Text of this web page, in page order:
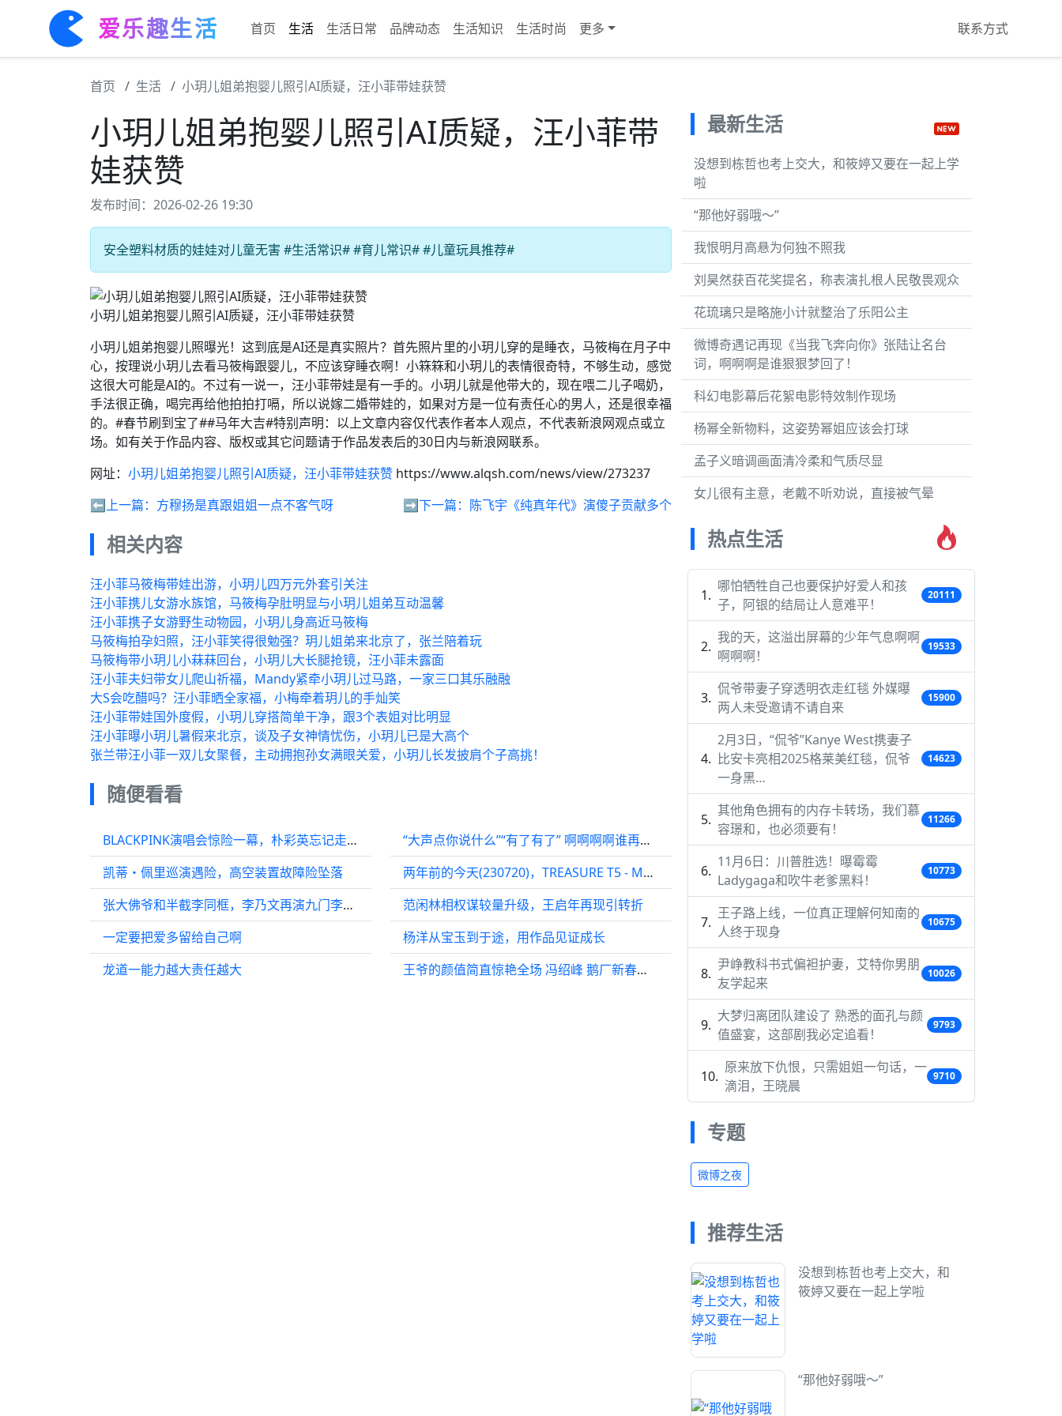
爱乐趣生活 首页 生活 生活日常 品牌动态 生活知识 生活时尚 更多 联系方式
首页 生活 小玥儿姐弟抱婴儿照引AI质疑，汪小菲带娃获赞
小玥儿姐弟抱婴儿照引AI质疑，汪小菲带
娃获赞
发布时间：2026-02-26 19:30
安全塑料材质的娃娃对儿童无害 #生活常识# #育儿常识# #儿童玩具推荐#
小玥儿姐弟抱婴儿照引AI质疑，汪小菲带娃获赞
小玥儿姐弟抱婴儿照曝光！这到底是AI还是真实照片？首先照片里的小玥儿穿的是睡衣，马筱梅在月子中
心，按理说小玥儿去看马筱梅跟婴儿，不应该穿睡衣啊！小箖箖和小玥儿的表情很奇特，不够生动，感觉
这很大可能是AI的。不过有一说一，汪小菲带娃是有一手的。小玥儿就是他带大的，现在喂二儿子喝奶，
手法很正确，喝完再给他拍拍打嗝，所以说嫁二婚带娃的，如果对方是一位有责任心的男人，还是很幸福
的。#春节刷到宝了##马年大吉#特别声明：以上文章内容仅代表作者本人观点，不代表新浪网观点或立
场。如有关于作品内容、版权或其它问题请于作品发表后的30日内与新浪网联系。
网址： 小玥儿姐弟抱婴儿照引AI质疑，汪小菲带娃获赞 https://www.alqsh.com/news/view/273237
⬅️上一篇： 方穆扬是真跟姐姐一点不客气呀 ➡️下一篇： 陈飞宇《纯真年代》演傻子贡献多个
相关内容
汪小菲马筱梅带娃出游，小玥儿四万元外套引关注
汪小菲携儿女游水族馆，马筱梅孕肚明显与小玥儿姐弟互动温馨
汪小菲携子女游野生动物园，小玥儿身高近马筱梅
马筱梅拍孕妇照，汪小菲笑得很勉强？玥儿姐弟来北京了，张兰陪着玩
马筱梅带小玥儿小菻菻回台，小玥儿大长腿抢镜，汪小菲未露面
汪小菲夫妇带女儿爬山祈福，Mandy紧牵小玥儿过马路，一家三口其乐融融
大S会吃醋吗？汪小菲晒全家福，小梅牵着玥儿的手灿笑
汪小菲带娃国外度假，小玥儿穿搭简单干净，跟3个表姐对比明显
汪小菲曝小玥儿暑假来北京，谈及子女神情忧伤，小玥儿已是大高个
张兰带汪小菲一双儿女聚餐，主动拥抱孙女满眼关爱，小玥儿长发披肩个子高挑！
随便看看
BLACKPINK演唱会惊险一幕，朴彩英忘记走位险踩空，队友连忙提醒
凯蒂・佩里巡演遇险，高空装置故障险坠落
张大佛爷和半截李同框，李乃文再演九门李三爷，原班人马《九门》再聚首
一定要把爱多留给自己啊
龙道一能力越大责任越大
“大声点你说什么”“有了有了” 啊啊啊啊谁再说这是忍哥！
两年前的今天(230720)，TREASURE T5 - MOVE @ MCD
范闲林相权谋较量升级，王启年再现引转折
杨洋从宝玉到于途，用作品见证成长
王爷的颜值简直惊艳全场 冯绍峰 鹅厂新春种草计划
最新生活
没想到栋哲也考上交大，和筱婷又要在一起上学
啦
“那他好弱哦～”
我恨明月高悬为何独不照我
刘昊然获百花奖提名，称表演扎根人民敬畏观众
花琉璃只是略施小计就整治了乐阳公主
微博奇遇记再现《当我飞奔向你》张陆让名台
词，啊啊啊是谁狠狠梦回了！
科幻电影幕后花絮电影特效制作现场
杨幂全新物料，这姿势幂姐应该会打球
孟子义暗调画面清冷柔和气质尽显
女儿很有主意，老戴不听劝说，直接被气晕
热点生活
哪怕牺牲自己也要保护好爱人和孩
子，阿银的结局让人意难平！
20111
我的天，这溢出屏幕的少年气息啊啊
啊啊啊！
19533
侃爷带妻子穿透明衣走红毯 外媒曝
两人未受邀请不请自来
15900
2月3日，“侃爷”Kanye West携妻子
比安卡亮相2025格莱美红毯，侃爷
一身黑…
14623
其他角色拥有的内存卡转场，我们慕
容璟和，也必须要有！
11266
11月6日：川普胜选！曝霉霉
Ladygaga和吹牛老爹黑料！
10773
王子路上线，一位真正理解何知南的
人终于现身
10675
尹峥教科书式偏袒护妻，艾特你男朋
友学起来
10026
大梦归离团队建设了 熟悉的面孔与颜
值盛宴，这部剧我必定追看！
9793
原来放下仇恨，只需姐姐一句话，一
滴泪，王晓晨
9710
专题
微博之夜
推荐生活
没想到栋哲也考上交大，和
筱婷又要在一起上学啦
“那他好弱哦～”